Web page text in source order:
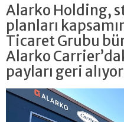
Alarko Holding,
planları
Ticaret Grubu
Alarko
payları geri